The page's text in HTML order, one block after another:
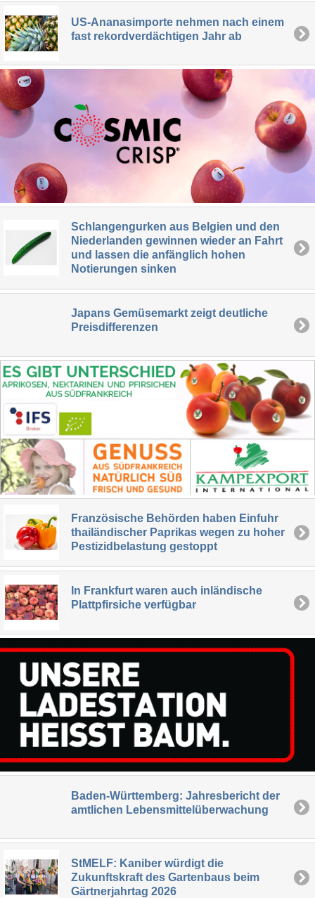
US-Ananasimporte nehmen nach einem
fast rekordverdächtigen Jahr ab
Schlangengurken aus Belgien und den
Niederlanden gewinnen wieder an Fahrt
und lassen die anfänglich hohen
Notierungen sinken
Japans Gemüsemarkt zeigt deutliche
Preisdifferenzen
Französische Behörden haben Einfuhr
thailändischer Paprikas wegen zu hoher
Pestizidbelastung gestoppt
In Frankfurt waren auch inländische
Plattpfirsiche verfügbar
Baden-Württemberg: Jahresbericht der
amtlichen Lebensmittelüberwachung
StMELF: Kaniber würdigt die
Zukunftskraft des Gartenbaus beim
Gärtnerjahrtag 2026